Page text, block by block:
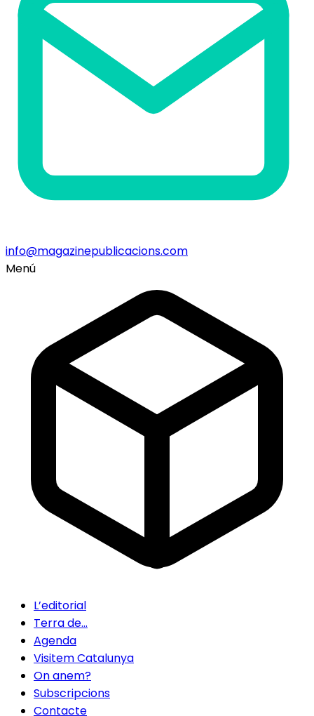
info@magazinepublicacions.com
Menú
L’editorial
Terra de…
Agenda
Visitem Catalunya
On anem?
Subscripcions
Contacte